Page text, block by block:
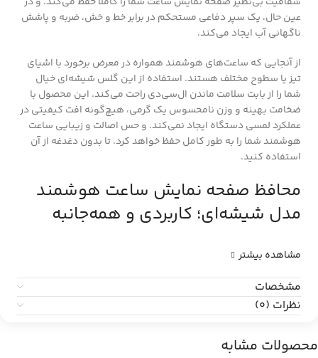
عین حال، یک سپر دفاعی مستحکم در برابر خط و خش، ضربه و پاشش
ناگهانی آب ایجاد می‌کند.
از آنجایی که ساعت‌های هوشمند همواره در معرض برخورد با اشیای
تیز یا سطوح مختلف هستند. استفاده از این گلس شیشه‌ای خیال
شما را از بابت سلامت ماندن ال‌سی‌دی راحت می‌کند. این محصول با
ضخامت بهینه و وزن نامحسوس یک گرمی، هیچ‌گونه افت کیفیتی در
عملکرد لمسی دستگاه ایجاد نمی‌کند. و حس اصالت و زیبایی ساعت
هوشمند شما را به طور کامل حفظ خواهد کرد. تا بدون دغدغه از آن
استفاده کنید.
محافظ صفحه نمایش ساعت هوشمند
مدل شیشه‌ای؛ کاربردی و همه‌جانبه
مشاهده بیشتر
مشخصات
نظرات (0)
محصولات مشابه